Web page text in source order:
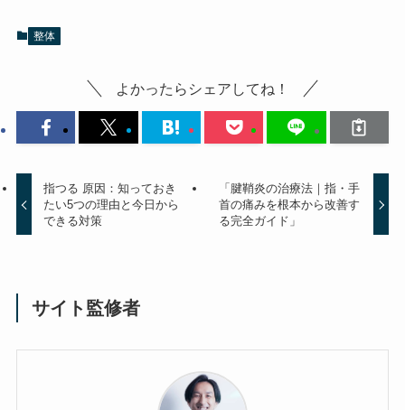
整体
よかったらシェアしてね！
指つる 原因：知っておき
たい5つの理由と今日から
できる対策
「腱鞘炎の治療法｜指・手
首の痛みを根本から改善す
る完全ガイド」
サイト監修者